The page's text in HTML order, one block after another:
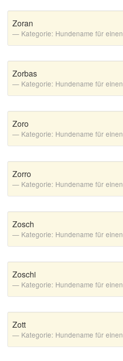
Zoran
Kategorie: Hundename für einen
Zorbas
Kategorie: Hundename für einen
Zoro
Kategorie: Hundename für einen
Zorro
Kategorie: Hundename für einen
Zosch
Kategorie: Hundename für einen
Zoschi
Kategorie: Hundename für einen
Zott
Kategorie: Hundename für einen